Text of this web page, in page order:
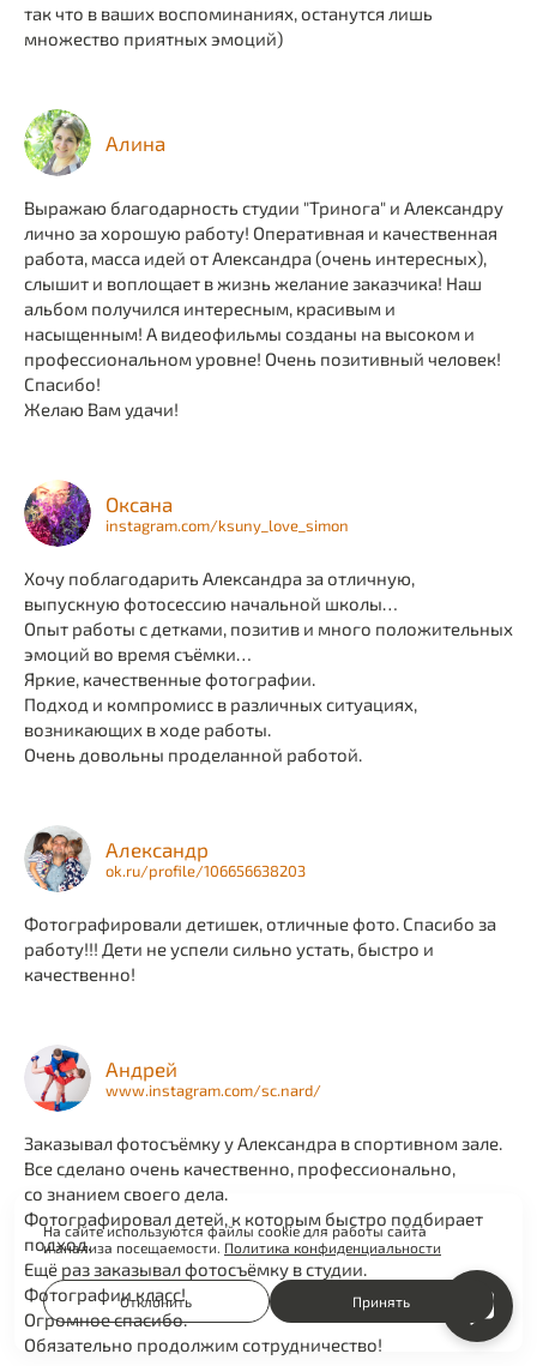
так что в ваших воспоминаниях, останутся лишь
множество приятных эмоций)
Алина
Выражаю благодарность студии "Тринога" и Александру
лично за хорошую работу! Оперативная и качественная
работа, масса идей от Александра (очень интересных),
слышит и воплощает в жизнь желание заказчика! Наш
альбом получился интересным, красивым и
насыщенным! А видеофильмы созданы на высоком и
профессиональном уровне! Очень позитивный человек!
Спасибо!
Желаю Вам удачи!
Оксана
instagram.com/ksuny_love_simon
Хочу поблагодарить Александра за отличную,
выпускную фотосессию начальной школы…
Опыт работы с детками, позитив и много положительных
эмоций во время съёмки…
Яркие, качественные фотографии.
Подход и компромисс в различных ситуациях,
возникающих в ходе работы.
Очень довольны проделанной работой.
Александр
ok.ru/profile/106656638203
Фотографировали детишек, отличные фото. Спасибо за
работу!!! Дети не успели сильно устать, быстро и
качественно!
Андрей
www.instagram.com/sc.nard/
Заказывал фотосъёмку у Александра в спортивном зале.
Все сделано очень качественно, профессионально,
со знанием своего дела.
Фотографировал детей, к которым быстро подбирает
подход.
Ещё раз заказывал фотосъёмку в студии.
Фотографии класс!
Огромное спасибо.
Обязательно продолжим сотрудничество!
На сайте используются файлы cookie для работы сайта
и анализа посещаемости. Политика конфиденциальности
Отклонить Принять